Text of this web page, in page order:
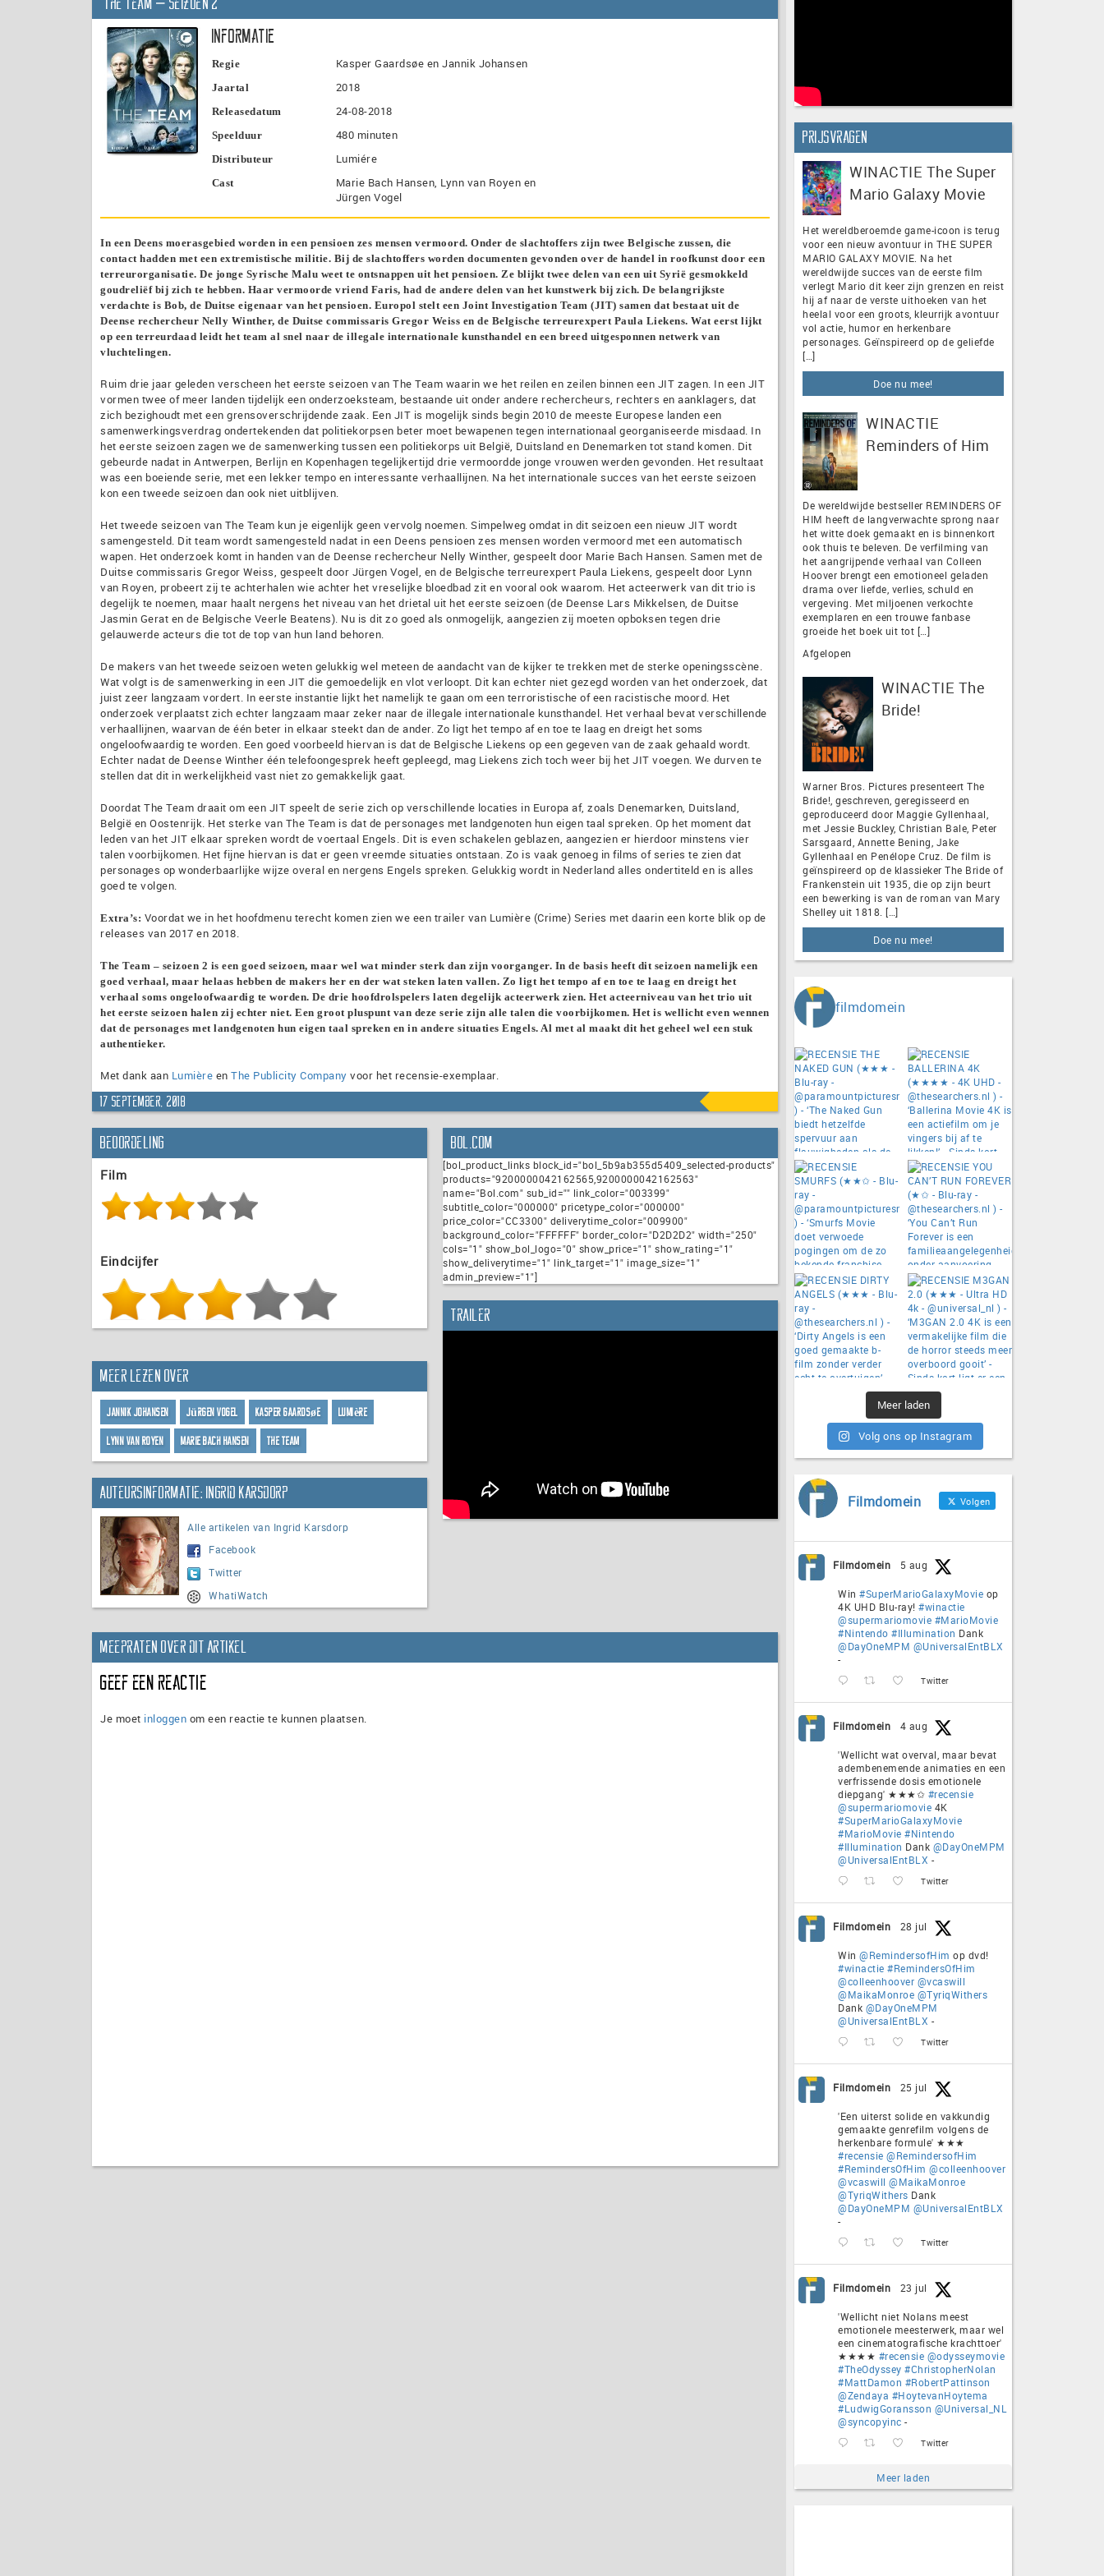
Informatie
Regie Kasper Gaardsøe en Jannik Johansen
Jaartal 2018
Releasedatum 24-08-2018
Speelduur 480 minuten
Distributeur Lumiére
Cast
Marie Bach Hansen, Lynn van Royen en
Jürgen Vogel
In een Deens moerasgebied worden in een pensioen zes mensen vermoord. Onder de slachtoffers zijn twee Belgische zussen, die
contact hadden met een extremistische militie. Bij de slachtoffers worden documenten gevonden over de handel in roofkunst door een
terreurorganisatie. De jonge Syrische Malu weet te ontsnappen uit het pensioen. Ze blijkt twee delen van een uit Syrië gesmokkeld
goudreliëf bij zich te hebben. Haar vermoorde vriend Faris, had de andere delen van het kunstwerk bij zich. De belangrijkste
verdachte is Bob, de Duitse eigenaar van het pensioen. Europol stelt een Joint Investigation Team (JIT) samen dat bestaat uit de
Deense rechercheur Nelly Winther, de Duitse commissaris Gregor Weiss en de Belgische terreurexpert Paula Liekens. Wat eerst lijkt
op een terreurdaad leidt het team al snel naar de illegale internationale kunsthandel en een breed uitgesponnen netwerk van
vluchtelingen.
Ruim drie jaar geleden verscheen het eerste seizoen van The Team waarin we het reilen en zeilen binnen een JIT zagen. In een JIT
vormen twee of meer landen tijdelijk een onderzoeksteam, bestaande uit onder andere rechercheurs, rechters en aanklagers, dat
zich bezighoudt met een grensoverschrijdende zaak. Een JIT is mogelijk sinds begin 2010 de meeste Europese landen een
samenwerkingsverdrag ondertekenden dat politiekorpsen beter moet bewapenen tegen internationaal georganiseerde misdaad. In
het eerste seizoen zagen we de samenwerking tussen een politiekorps uit België, Duitsland en Denemarken tot stand komen. Dit
gebeurde nadat in Antwerpen, Berlijn en Kopenhagen tegelijkertijd drie vermoordde jonge vrouwen werden gevonden. Het resultaat
was een boeiende serie, met een lekker tempo en interessante verhaallijnen. Na het internationale succes van het eerste seizoen
kon een tweede seizoen dan ook niet uitblijven.
Het tweede seizoen van The Team kun je eigenlijk geen vervolg noemen. Simpelweg omdat in dit seizoen een nieuw JIT wordt
samengesteld. Dit team wordt samengesteld nadat in een Deens pensioen zes mensen worden vermoord met een automatisch
wapen. Het onderzoek komt in handen van de Deense rechercheur Nelly Winther, gespeelt door Marie Bach Hansen. Samen met de
Duitse commissaris Gregor Weiss, gespeelt door Jürgen Vogel, en de Belgische terreurexpert Paula Liekens, gespeelt door Lynn
van Royen, probeert zij te achterhalen wie achter het vreselijke bloedbad zit en vooral ook waarom. Het acteerwerk van dit trio is
degelijk te noemen, maar haalt nergens het niveau van het drietal uit het eerste seizoen (de Deense Lars Mikkelsen, de Duitse
Jasmin Gerat en de Belgische Veerle Beatens). Nu is dit zo goed als onmogelijk, aangezien zij moeten opboksen tegen drie
gelauwerde acteurs die tot de top van hun land behoren.
De makers van het tweede seizoen weten gelukkig wel meteen de aandacht van de kijker te trekken met de sterke openingsscène.
Wat volgt is de samenwerking in een JIT die gemoedelijk en vlot verloopt. Dit kan echter niet gezegd worden van het onderzoek, dat
juist zeer langzaam vordert. In eerste instantie lijkt het namelijk te gaan om een terroristische of een racistische moord. Het
onderzoek verplaatst zich echter langzaam maar zeker naar de illegale internationale kunsthandel. Het verhaal bevat verschillende
verhaallijnen, waarvan de één beter in elkaar steekt dan de ander. Zo ligt het tempo af en toe te laag en dreigt het soms
ongeloofwaardig te worden. Een goed voorbeeld hiervan is dat de Belgische Liekens op een gegeven van de zaak gehaald wordt.
Echter nadat de Deense Winther één telefoongesprek heeft gepleegd, mag Liekens zich toch weer bij het JIT voegen. We durven te
stellen dat dit in werkelijkheid vast niet zo gemakkelijk gaat.
Doordat The Team draait om een JIT speelt de serie zich op verschillende locaties in Europa af, zoals Denemarken, Duitsland,
België en Oostenrijk. Het sterke van The Team is dat de personages met landgenoten hun eigen taal spreken. Op het moment dat
leden van het JIT elkaar spreken wordt de voertaal Engels. Dit is even schakelen geblazen, aangezien er hierdoor minstens vier
talen voorbijkomen. Het fijne hiervan is dat er geen vreemde situaties ontstaan. Zo is vaak genoeg in films of series te zien dat
personages op wonderbaarlijke wijze overal en nergens Engels spreken. Gelukkig wordt in Nederland alles ondertiteld en is alles
goed te volgen.
Extra’s: Voordat we in het hoofdmenu terecht komen zien we een trailer van Lumière (Crime) Series met daarin een korte blik op de
releases van 2017 en 2018.
The Team – seizoen 2 is een goed seizoen, maar wel wat minder sterk dan zijn voorganger. In de basis heeft dit seizoen namelijk een
goed verhaal, maar helaas hebben de makers her en der wat steken laten vallen. Zo ligt het tempo af en toe te laag en dreigt het
verhaal soms ongeloofwaardig te worden. De drie hoofdrolspelers laten degelijk acteerwerk zien. Het acteerniveau van het trio uit
het eerste seizoen halen zij echter niet. Een groot pluspunt van deze serie zijn alle talen die voorbijkomen. Het is wellicht even wennen
dat de personages met landgenoten hun eigen taal spreken en in andere situaties Engels. Al met al maakt dit het geheel wel een stuk
authentieker.
Met dank aan Lumière en The Publicity Company voor het recensie-exemplaar.
17 september, 2018
Beoordeling
Film
Eindcijfer
Bol.com
[bol_product_links block_id="bol_5b9ab355d5409_selected-products"
products="9200000042162565,9200000042162563"
name="Bol.com" sub_id="" link_color="003399"
subtitle_color="000000" pricetype_color="000000"
price_color="CC3300" deliverytime_color="009900"
background_color="FFFFFF" border_color="D2D2D2" width="250"
cols="1" show_bol_logo="0" show_price="1" show_rating="1"
show_deliverytime="1" link_target="1" image_size="1"
admin_preview="1"]
Trailer
Meer lezen over
Jannik Johansen Jürgen Vogel Kasper Gaardsøe Lumière
Lynn van Royen Marie Bach Hansen The Team
Auteursinformatie: Ingrid Karsdorp
Alle artikelen van Ingrid Karsdorp
Facebook
Twitter
WhatiWatch
Meepraten over dit artikel
Geef een reactie
Je moet inloggen om een reactie te kunnen plaatsen.
Prijsvragen
WINACTIE The Super
Mario Galaxy Movie
Het wereldberoemde game-icoon is terug
voor een nieuw avontuur in THE SUPER
MARIO GALAXY MOVIE. Na het
wereldwijde succes van de eerste film
verlegt Mario dit keer zijn grenzen en reist
hij af naar de verste uithoeken van het
heelal voor een groots, kleurrijk avontuur
vol actie, humor en herkenbare
personages. Geïnspireerd op de geliefde
[…]
Doe nu mee!
WINACTIE
Reminders of Him
De wereldwijde bestseller REMINDERS OF
HIM heeft de langverwachte sprong naar
het witte doek gemaakt en is binnenkort
ook thuis te beleven. De verfilming van
het aangrijpende verhaal van Colleen
Hoover brengt een emotioneel geladen
drama over liefde, verlies, schuld en
vergeving. Met miljoenen verkochte
exemplaren en een trouwe fanbase
groeide het boek uit tot […]
Afgelopen
WINACTIE The
Bride!
Warner Bros. Pictures presenteert The
Bride!, geschreven, geregisseerd en
geproduceerd door Maggie Gyllenhaal,
met Jessie Buckley, Christian Bale, Peter
Sarsgaard, Annette Bening, Jake
Gyllenhaal en Penélope Cruz. De film is
geïnspireerd op de klassieker The Bride of
Frankenstein uit 1935, die op zijn beurt
een bewerking is van de roman van Mary
Shelley uit 1818. […]
Doe nu mee!
filmdomein
Meer laden
Volg ons op Instagram
Filmdomein Volgen
Filmdomein 5 aug
Win #SuperMarioGalaxyMovie op
4K UHD Blu-ray! #winactie
@supermariomovie #MarioMovie
#Nintendo #Illumination Dank
@DayOneMPM @UniversalEntBLX
-
Twitter
Filmdomein 4 aug
'Wellicht wat overval, maar bevat
adembenemende animaties en een
verfrissende dosis emotionele
diepgang' ★★★✩ #recensie
@supermariomovie 4K
#SuperMarioGalaxyMovie
#MarioMovie #Nintendo
#Illumination Dank @DayOneMPM
@UniversalEntBLX -
Twitter
Filmdomein 28 jul
Win @RemindersofHim op dvd!
#winactie #RemindersOfHim
@colleenhoover @vcaswill
@MaikaMonroe @TyriqWithers
Dank @DayOneMPM
@UniversalEntBLX -
Twitter
Filmdomein 25 jul
'Een uiterst solide en vakkundig
gemaakte genrefilm volgens de
herkenbare formule' ★★★
#recensie @RemindersofHim
#RemindersOfHim @colleenhoover
@vcaswill @MaikaMonroe
@TyriqWithers Dank
@DayOneMPM @UniversalEntBLX
-
Twitter
Filmdomein 23 jul
'Wellicht niet Nolans meest
emotionele meesterwerk, maar wel
een cinematografische krachttoer'
★★★★ #recensie @odysseymovie
#TheOdyssey #ChristopherNolan
#MattDamon #RobertPattinson
@Zendaya #HoytevanHoytema
#LudwigGoransson @Universal_NL
@syncopyinc -
Twitter
Meer laden